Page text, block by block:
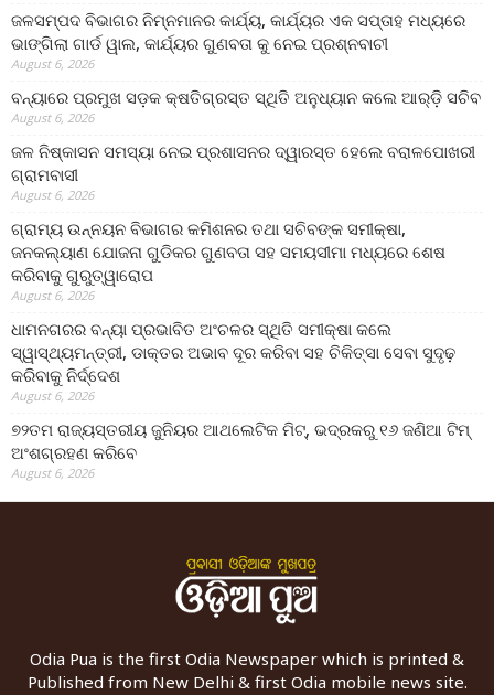
ଜଳସମ୍ପଦ ବିଭାଗର ନିମ୍ନମାନର କାର୍ଯ୍ୟ, କାର୍ଯ୍ୟର ଏକ ସପ୍ତାହ ମଧ୍ୟରେ
ଭାଙ୍ଗିଲା ଗାର୍ଡ ୱାଲ, କାର୍ଯ୍ୟର ଗୁଣବତା କୁ ନେଇ ପ୍ରଶ୍ନବାଚୀ
August 6, 2026
ବନ୍ୟାରେ ପ୍ରମୁଖ ସଡ଼କ କ୍ଷତିଗ୍ରସ୍ତ ସ୍ଥିତି ଅନୁଧ୍ୟାନ କଲେ ଆର୍‌ଡ଼ି ସଚିବ
August 6, 2026
ଜଳ ନିଷ୍କାସନ ସମସ୍ୟା ନେଇ ପ୍ରଶାସନର ଦ୍ୱାରସ୍ତ ହେଲେ ବରାଳପୋଖରୀ
ଗ୍ରାମବାସୀ
August 6, 2026
ଗ୍ରାମ୍ୟ ଉନ୍ନୟନ ବିଭାଗର କମିଶନର ତଥା ସଚିବଙ୍କ ସମୀକ୍ଷା,
ଜନକଲ୍ୟାଣ ଯୋଜନା ଗୁଡିକର ଗୁଣବତା ସହ ସମୟସୀମା ମଧ୍ୟରେ ଶେଷ
କରିବାକୁ ଗୁରୁତ୍ୱାରୋପ
August 6, 2026
ଧାମନଗରର ବନ୍ୟା ପ୍ରଭାବିତ ଅଂଚଳର ସ୍ଥିତି ସମୀକ୍ଷା କଲେ
ସ୍ୱାସ୍ଥ୍ୟମନ୍ତ୍ରୀ, ଡାକ୍ତର ଅଭାବ ଦୂର କରିବା ସହ ଚିକିତ୍ସା ସେବା ସୁଦୃଢ଼
କରିବାକୁ ନିର୍ଦ୍ଦେଶ
August 6, 2026
୭୨ତମ ରାଜ୍ୟସ୍ତରୀୟ ଜୁନିୟର ଆଥଲେଟିକ ମିଟ୍‌, ଭଦ୍ରକରୁ ୧୬ ଜଣିଆ ଟିମ୍
ଅଂଶଗ୍ରହଣ କରିବେ
August 6, 2026
Odia Pua is the first Odia Newspaper which is printed &
Published from New Delhi & first Odia mobile news site.